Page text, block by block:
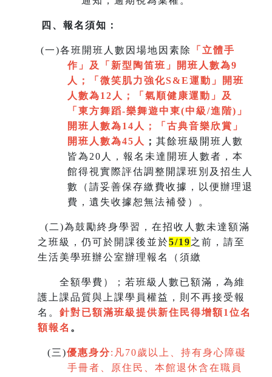
四、報名須知：
(一)各班開班人數因場地因素除
「立體手
作」及「新型陶笛班」開班人數為9
人
；
「微笑肌力強化S&E運動」開班
人數為12人；「氣順健康運動」及
「 東方舞蹈-樂舞遊中東(中級/進階)」
開班人數為14人
； 「 古典音樂欣賞 」
開班人數為45人
； 其餘班級開班人數
皆為20人，報名未達開班人數者，本
館得視實際評估調整開課班別及招生人
數（請妥善保存繳費收據，以便辦理退
費，遺失收據恕無法補發）。
( 二)為鼓勵終身學習，在招收人數未達額滿
之班級，仍可於開課後並於5/19之前，請至
生活美學班辦公室辦理報名（須繳
全額學費）；若班級人數已額滿，為維
護上課品質與上課學員權益，則不再接受報
名。 針對已額滿班級提供新住民得增額1 位名
額報名 。
(三)優惠身分: 凡70歲以上、持有身心障礙
手冊者、原住民、本館退休含在職員